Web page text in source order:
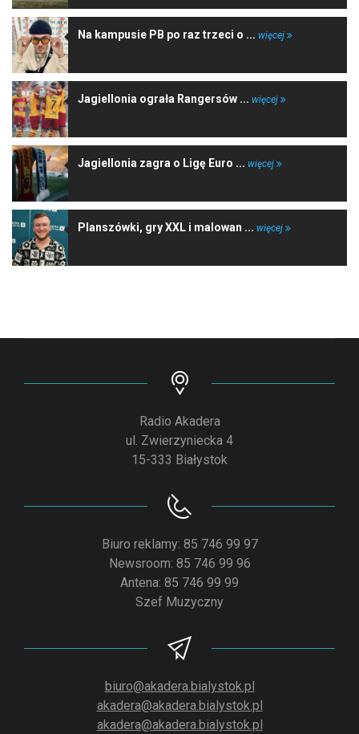
Na kampusie PB po raz trzeci o ... więcej
Jagiellonia ograła Rangersów ... więcej
Jagiellonia zagra o Ligę Euro ... więcej
Planszówki, gry XXL i malowan ... więcej
Radio Akadera
ul. Zwierzyniecka 4
15-333 Białystok
Biuro reklamy: 85 746 99 97
Newsroom: 85 746 99 96
Antena: 85 746 99 99
Szef Muzyczny
biuro@akadera.bialystok.pl
akadera@akadera.bialystok.pl
akadera@akadera.bialystok.pl